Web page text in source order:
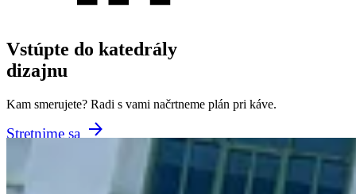
Vstúpte do katedrály
dizajnu
Kam smerujete? Radi s vami načrtneme plán pri káve.
Stretnime sa